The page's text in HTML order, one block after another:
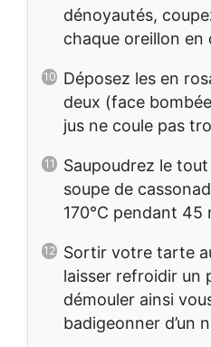
dénoyautés,
chaque oreillon en
Déposez les en
deux (face
jus ne coule pas
Saupoudrez le tout
soupe de
170°C pendant 45
Sortir votre tarte
laisser refroidir un
démouler ainsi
badigeonner d’un